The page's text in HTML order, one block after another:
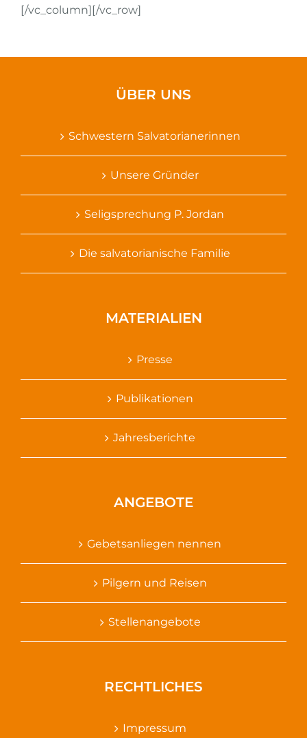
[/vc_column][/vc_row]
ÜBER UNS
Schwestern Salvatorianerinnen
Unsere Gründer
Seligsprechung P. Jordan
Die salvatorianische Familie
MATERIALIEN
Presse
Publikationen
Jahresberichte
ANGEBOTE
Gebetsanliegen nennen
Pilgern und Reisen
Stellenangebote
RECHTLICHES
Impressum